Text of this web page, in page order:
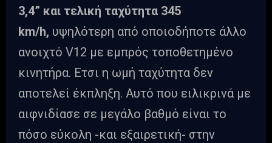
3,4” και τελική ταχύτητα 345
km/h, υψηλότερη από οποιοδήποτε άλλο
ανοιχτό V12 με εμπρός τοποθετημένο
κινητήρα. Ετσι η ωμή ταχύτητα δεν
αποτελεί έκπληξη. Αυτό που ειλικρινά με
αιφνιδίασε σε μεγάλο βαθμό είναι το
πόσο εύκολη -και εξαιρετική- στην